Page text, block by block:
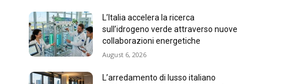
L’Italia accelera la ricerca
sull’idrogeno verde attraverso nuove
collaborazioni energetiche
August 6, 2026
L’arredamento di lusso italiano